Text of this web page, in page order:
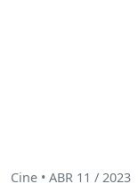
Cine • ABR 11 / 2023